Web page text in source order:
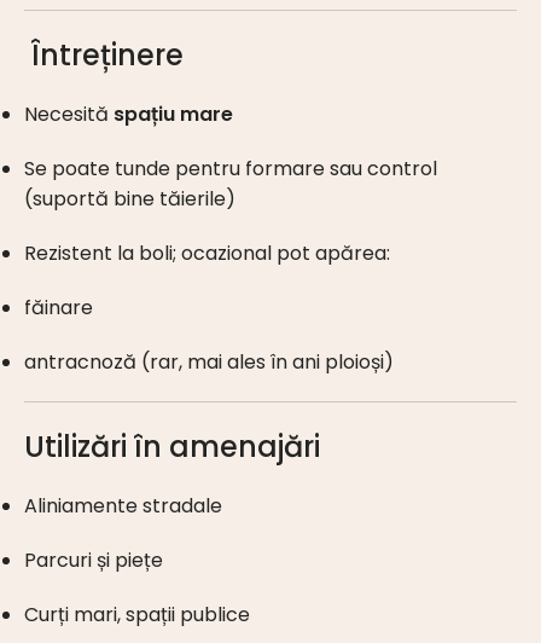
Întreținere
Necesită spațiu mare
Se poate tunde pentru formare sau control
(suportă bine tăierile)
Rezistent la boli; ocazional pot apărea:
făinare
antracnoză (rar, mai ales în ani ploioși)
Utilizări în amenajări
Aliniamente stradale
Parcuri și piețe
Curți mari, spații publice